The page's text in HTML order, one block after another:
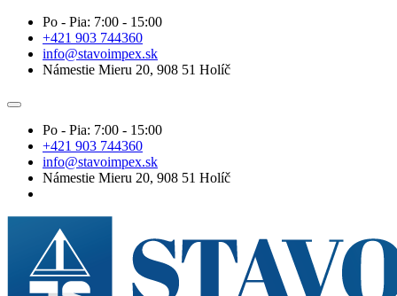
Po - Pia: 7:00 - 15:00
+421 903 744360
info@stavoimpex.sk
Námestie Mieru 20, 908 51 Holíč
Po - Pia: 7:00 - 15:00
+421 903 744360
info@stavoimpex.sk
Námestie Mieru 20, 908 51 Holíč